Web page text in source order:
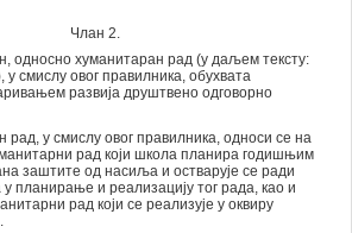
Члан 2.
односно хуманитаран рад (у даљем тексту:
смислу овог правилника, обухвата
развија друштвено одговорно
рад, у смислу овог правилника, односи се на
рад који школа планира годишњим
заштите од насиља и остварује се ради
планирањe и реализацију тог рада, као и
рад који се реализује у оквиру